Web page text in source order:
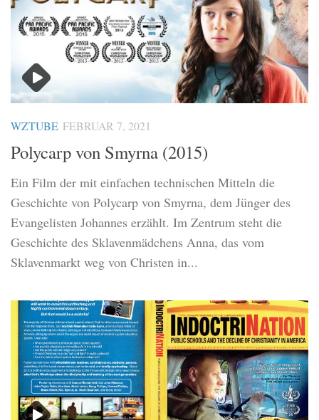
WZTUBE FEBRUAR 7, 2021
Polycarp von Smyrna (2015)
Ein Film der mit einfachen technischen Mitteln die
Geschichte von Polycarp von Smyrna, dem Jünger des
Evangelisten Johannes erzählt. Im Zentrum steht die
Geschichte des Sklavenmädchens Anna, das vom
Sklavenmarkt weg von Christen in...